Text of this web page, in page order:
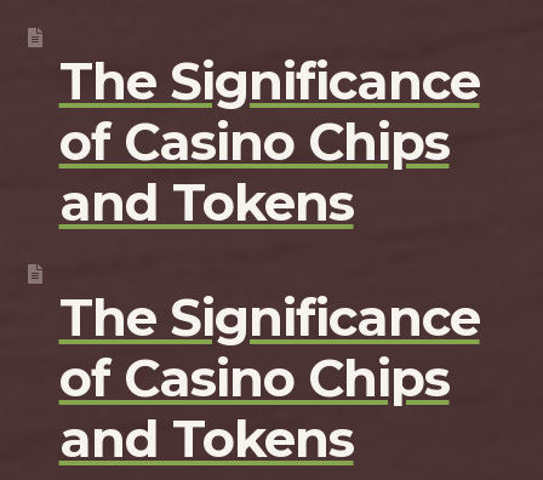
The Significance
of Casino Chips
and Tokens
The Significance
of Casino Chips
and Tokens